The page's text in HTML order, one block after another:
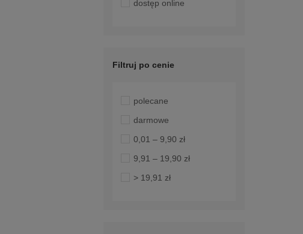
dostęp online
Filtruj po cenie
polecane
darmowe
0,01 – 9,90 zł
9,91 – 19,90 zł
> 19,91 zł